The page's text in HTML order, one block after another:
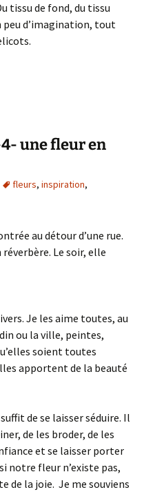
tissu de fond, du tissu
peu d’imagination, tout
une fleur en
fleurs, inspiration,
au détour d’une rue.
Le soir, elle
Je les aime toutes, au
ou la ville, peintes,
soient toutes
apportent de la beauté
de se laisser séduire. Il
de les broder, de les
et se laisser porter
notre fleur n’existe pas,
de la joie. Je me souviens